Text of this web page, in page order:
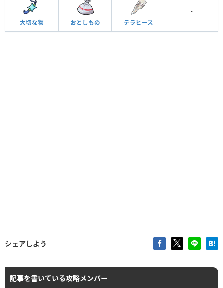
大切な物 おとしもの テラピース
-
シェアしよう
記事を書いている攻略メンバー